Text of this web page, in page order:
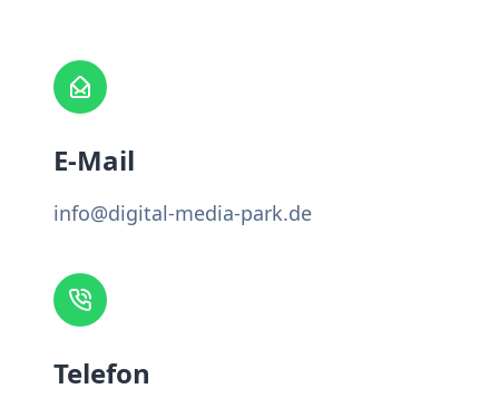
E-Mail
info@digital-media-park.de
Telefon